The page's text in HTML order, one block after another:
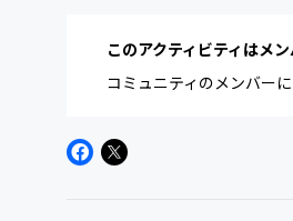
このアクティビティはメン
コミュニティのメンバー